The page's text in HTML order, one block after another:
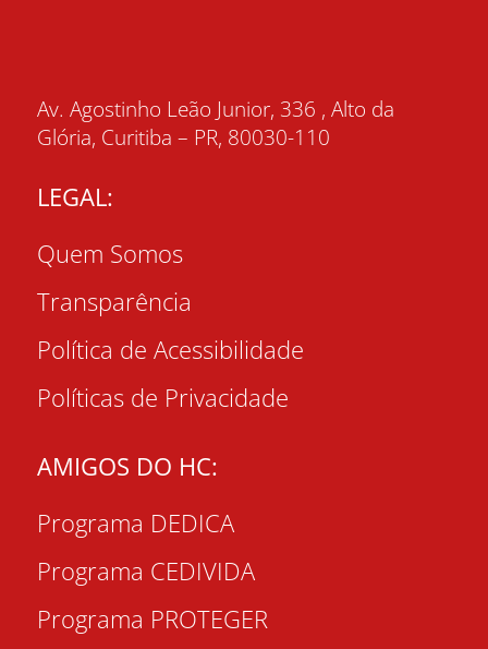
Av. Agostinho Leão Junior, 336 , Alto da
Glória, Curitiba – PR, 80030-110
LEGAL:
Quem Somos
Transparência
Política de Acessibilidade
Políticas de Privacidade
AMIGOS DO HC:
Programa DEDICA
Programa CEDIVIDA
Programa PROTEGER